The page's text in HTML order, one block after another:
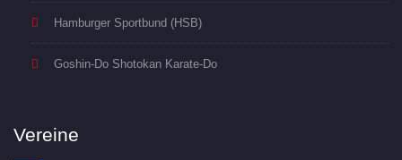
Hamburger Sportbund (HSB)
Goshin-Do Shotokan Karate-Do
Vereine